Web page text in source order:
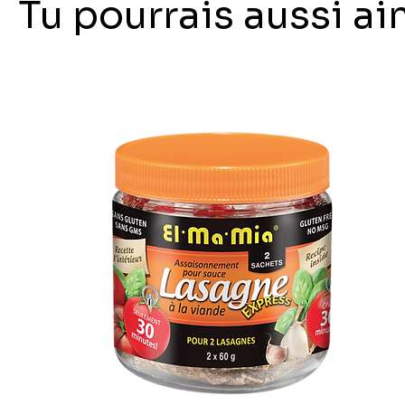
Tu pourrais aussi